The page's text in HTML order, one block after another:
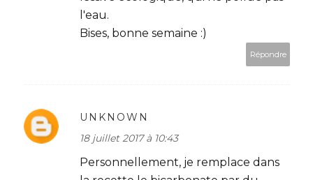
l'eau.
Bises, bonne semaine :)
Répondre
UNKNOWN
18 juillet 2017 à 10:43
Personnellement, je remplace dans